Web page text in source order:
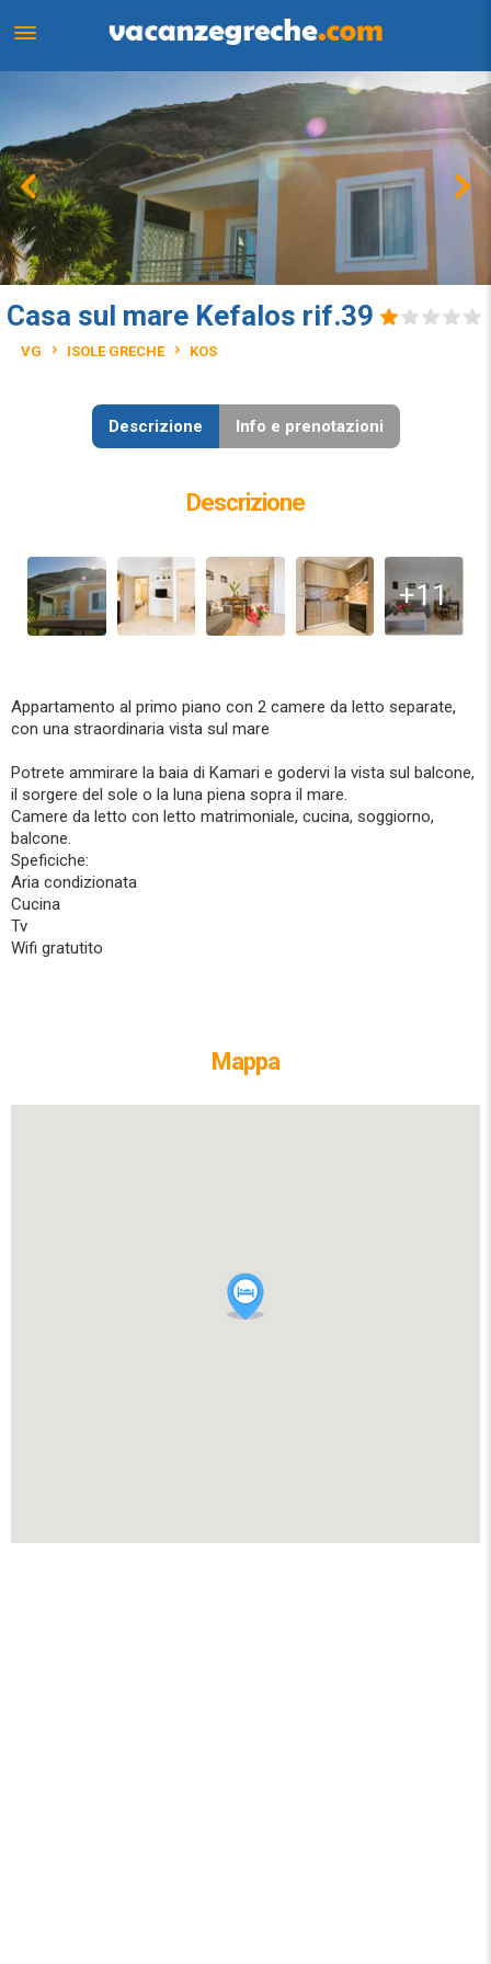
Casa sul mare Kefalos rif.39
VG ISOLE GRECHE KOS
Descrizione Info e prenotazioni
Descrizione
+11
Appartamento al primo piano con 2 camere da letto separate,
con una straordinaria vista sul mare
Potrete ammirare la baia di Kamari e godervi la vista sul balcone,
il sorgere del sole o la luna piena sopra il mare.
Camere da letto con letto matrimoniale, cucina, soggiorno,
balcone.
Speficiche:
Aria condizionata
Cucina
Tv
Wifi gratutito
Mappa